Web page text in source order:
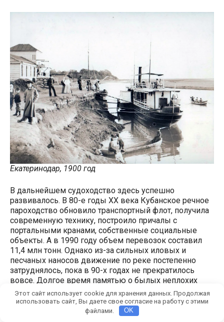
Екатеринодар, 1900 год
В дальнейшем судоходство здесь успешно
развивалось. В 80-е годы XX века Кубанское речное
пароходство обновило транспортный флот, получила
современную технику, построило причалы с
портальными кранами, собственные социальные
объекты. А в 1990 году объем перевозок составил
11,4 млн тонн. Однако из-за сильных иловых и
песчаных наносов движение по реке постепенно
затруднялось, пока в 90-х годах не прекратилось
вовсе. Долгое время памятью о былых неплохих
временах было только гигантское кладбище
кораблей в районе Краснодара. А по низовью реки
теперь ходят только небольшие прогулочные катера.
Этот сайт использует cookie для хранения данных. Продолжая
использовать сайт, Вы даете свое согласие на работу с этими
файлами.
OK